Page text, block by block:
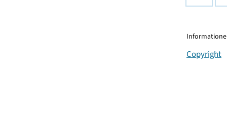
Copyright